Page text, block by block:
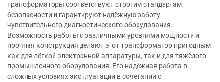
трансформаторы соответствуют строгим стандартам
безопасности и гарантируют надёжную работу
чувствительного диагностического оборудования.
Возможность работы с различными уровнями мощности и
прочная конструкция делают этот трансформатор пригодным
как для лёгкой электронной аппаратуры, так и для тяжёлого
промышленного оборудования. Его надёжная работа в
сложных условиях эксплуатации в сочетании с